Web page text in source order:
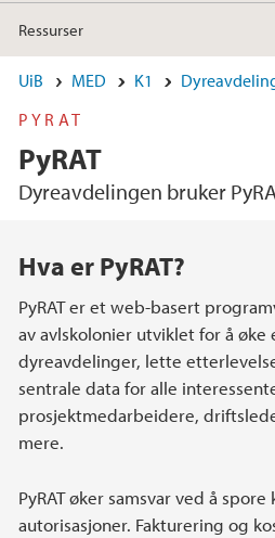
Ressurser
UiB MED K1
PYRAT
PyRAT
Dyreavdelingen bruker
Hovedinnhold
Hva er PyRAT?
PyRAT er et web-basert
av avlskolonier utviklet for å
dyreavdelinger, lette
sentrale data for alle
prosjektmedarbeidere,
mere.
PyRAT øker samsvar ved å
autorisasjoner. Fakturering og